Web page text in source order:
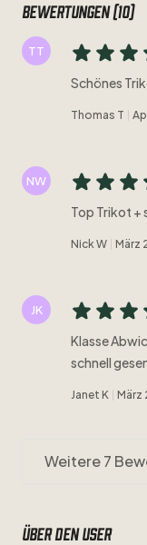
Bewertungen (10)
TT
Schönes
Thomas T
NW
Top Trikot +
Nick W März
JK
Klasse
schnell
Janet K März
Weitere 7
Über den user